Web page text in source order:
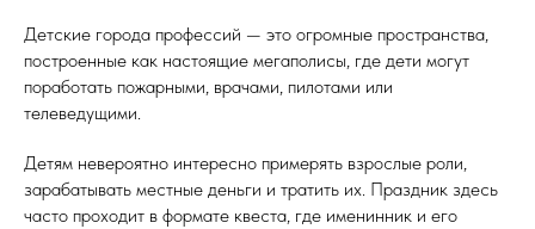
Детские города профессий — это огромные пространства,
построенные как настоящие мегаполисы, где дети могут
поработать пожарными, врачами, пилотами или
телеведущими.
Детям невероятно интересно примерять взрослые роли,
зарабатывать местные деньги и тратить их. Праздник здесь
часто проходит в формате квеста, где именинник и его